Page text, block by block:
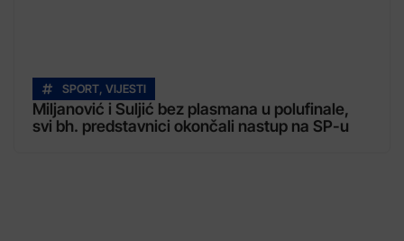
SPORT VIJESTI
Miljanović i Suljić bez plasmana u polufinale,
svi bh. predstavnici okončali nastup na SP-u